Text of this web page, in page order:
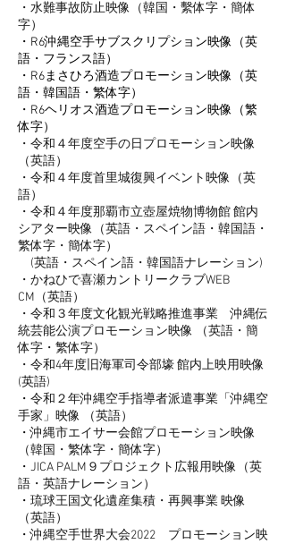
​・水難事故防止映像（韓国・繫体字・簡体
字）
・R6沖縄空手サブスクリプション映像（英
語・フランス語）
・R6まさひろ酒造プロモーション映像（英
語・韓国語・繁体字）
・R6ヘリオス酒造プロモーション映像（繁
体字）
・令和４年度空手の日プロモーション映像
（英語）
・令和４年度首里城復興イベント映像（英
語）
・令和４年度那覇市立壺屋焼物博物館 館内
シアター映像（英語・スペイン語・韓国語・
繁体字・簡体字）
(英語・スペイン語・韓国語ナレーション)
・かねひで喜瀬カントリークラブWEB
CM（英語）
・令和３年度文化観光戦略推進事業 沖縄伝
統芸能公演プロモーション映像 （英語・簡
体字・繁体字）
・令和4年度旧海軍司令部壕 館内上映用映像
(英語)
・ 令和２年沖縄空手指導者派遣事業「沖縄空
手家」映像 （英語）
・沖縄市エイサー会館プロモーション映像
（韓国・繁体字・簡体字）
・ JICA PALM９プロジェクト広報用映像（英
語・英語ナレーション）
・ 琉球王国文化遺産集積・再興事業 映像
（英語）
・沖縄空手世界大会2022 プロモーション映